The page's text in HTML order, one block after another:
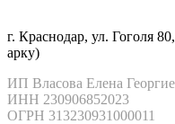
г. Краснодар, ул. Гоголя
арку)
ИП Власова Елена
ИНН 230906852023
ОГРН 313230931000011